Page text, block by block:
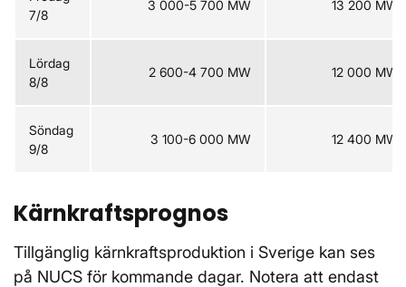
7/8
3 000-5 700 MW 13 200 MW
Lördag
8/8
2 600-4 700 MW 12 000 MW
Söndag
9/8
3 100-6 000 MW 12 400 MW
Kärnkraftsprognos
Tillgänglig kärnkraftsproduktion i Sverige kan ses
på NUCS för kommande dagar. Notera att endast